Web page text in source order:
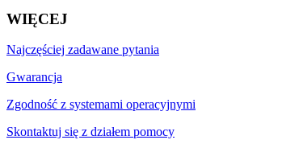
WIĘCEJ
Najczęściej zadawane pytania
Gwarancja
Zgodność z systemami operacyjnymi
Skontaktuj się z działem pomocy